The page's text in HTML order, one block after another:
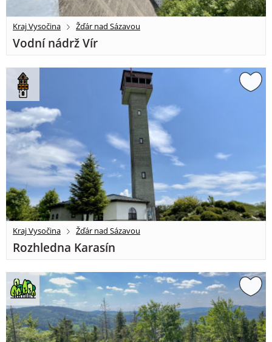
Kraj Vysočina Žďár nad Sázavou
Vodní nádrž Vír
Kraj Vysočina Žďár nad Sázavou
Rozhledna Karasín